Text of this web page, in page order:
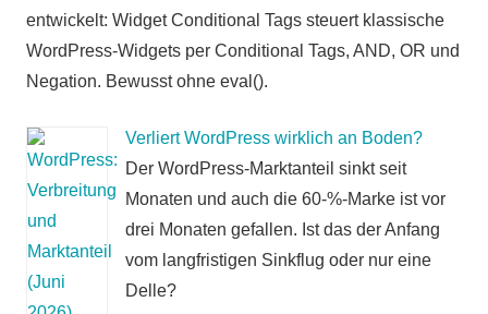
entwickelt: Widget Conditional Tags steuert klassische
WordPress-Widgets per Conditional Tags, AND, OR und
Negation. Bewusst ohne eval().
Verliert WordPress wirklich an Boden?
Der WordPress-Marktanteil sinkt seit
Monaten und auch die 60-%-Marke ist vor
drei Monaten gefallen. Ist das der Anfang
vom langfristigen Sinkflug oder nur eine
Delle?